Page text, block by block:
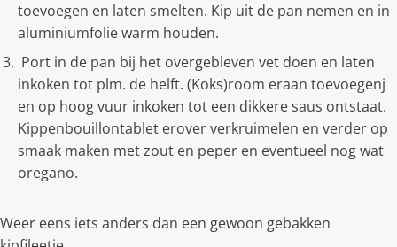
toevoegen en laten smelten. Kip uit de pan nemen en in
aluminiumfolie warm houden.
Port in de pan bij het overgebleven vet doen en laten
inkoken tot plm. de helft. (Koks)room eraan toevoegenj
en op hoog vuur inkoken tot een dikkere saus ontstaat.
Kippenbouillontablet erover verkruimelen en verder op
smaak maken met zout en peper en eventueel nog wat
oregano.
Weer eens iets anders dan een gewoon gebakken